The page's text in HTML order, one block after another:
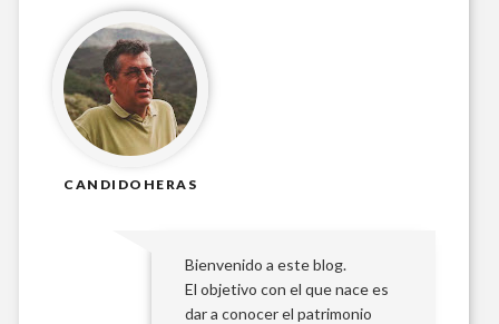
CANDIDOHERAS
Bienvenido a este blog.
El objetivo con el que nace es
dar a conocer el patrimonio